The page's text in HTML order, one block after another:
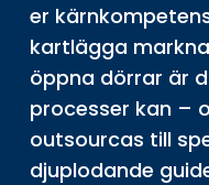
er
kartlägga
öppna dörrar är
processer kan –
outsourcas till
djuplodande